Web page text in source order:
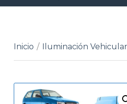
Inicio / Iluminación Vehicular